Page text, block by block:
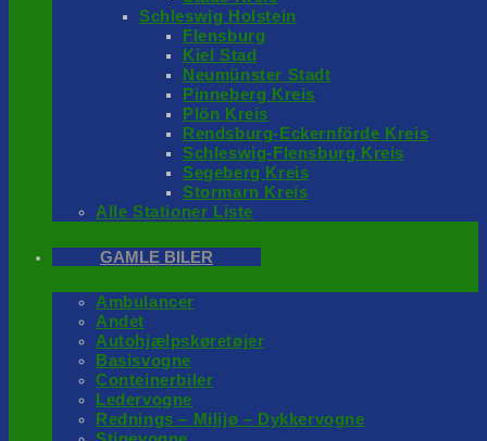
Schleswig Holstein
Flensburg
Kiel Stad
Neumünster Stadt
Pinneberg Kreis
Plön Kreis
Rendsburg-Eckernförde Kreis
Schleswig-Flensburg Kreis
Segeberg Kreis
Stormarn Kreis
Alle Stationer Liste
GAMLE BILER
Ambulancer
Andet
Autohjælpskøretøjer
Basisvogne
Conteinerbiler
Ledervogne
Rednings – Milijø – Dykkervogne